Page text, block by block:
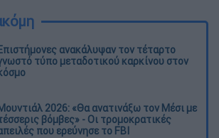
ανακάλυψαν τον τέταρτο
τύπο μεταδοτικού καρκίνου στον
2026: «Θα ανατινάξω τον Μέσι με
βόμβες» - Οι τρομοκρατικές
που ερεύνησε το FBI